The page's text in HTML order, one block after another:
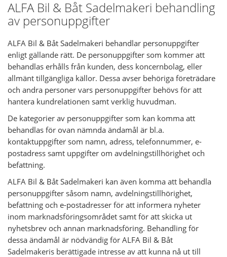
ALFA Bil & Båt Sadelmakeri behandling
av personuppgifter
ALFA Bil & Båt Sadelmakeri behandlar personuppgifter
enligt gällande rätt. De personuppgifter som kommer att
behandlas erhålls från kunden, dess koncernbolag, eller
allmänt tillgängliga källor. Dessa avser behöriga företrädare
och andra personer vars personuppgifter behövs för att
hantera kundrelationen samt verklig huvudman.
De kategorier av personuppgifter som kan komma att
behandlas för ovan nämnda ändamål är bl.a.
kontaktuppgifter som namn, adress, telefonnummer, e-
postadress samt uppgifter om avdelningstillhörighet och
befattning.
ALFA Bil & Båt Sadelmakeri kan även komma att behandla
personuppgifter såsom namn, avdelningstillhörighet,
befattning och e-postadresser för att informera nyheter
inom marknadsföringsområdet samt för att skicka ut
nyhetsbrev och annan marknadsföring. Behandling för
dessa ändamål är nödvändig för ALFA Bil & Båt
Sadelmakeris berättigade intresse av att kunna nå ut till